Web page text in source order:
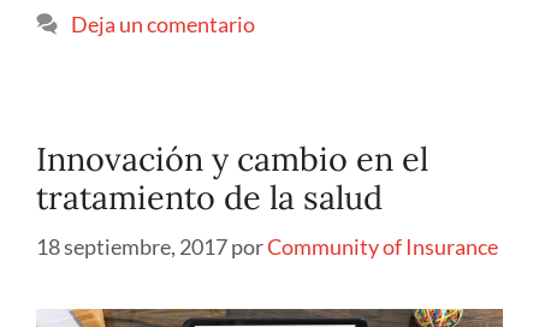
Deja un comentario
Innovación y cambio en el
tratamiento de la salud
18 septiembre, 2017porCommunity of Insurance